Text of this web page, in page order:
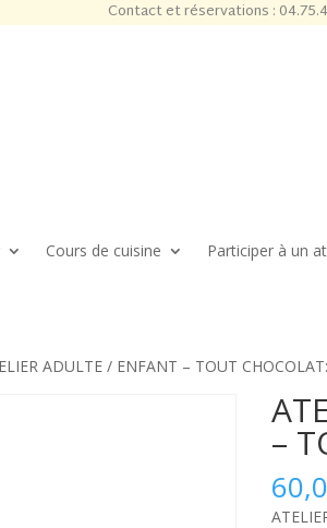
Contact et réservations :
Cours de cuisine Participer à un
ADULTE / ENFANT – TOUT
–